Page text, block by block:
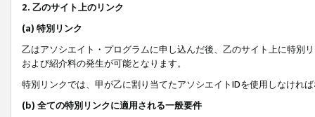
2. 乙のサイト上のリンク
(a) 特別リンク
乙はアソシエイト・プログラムに申し込んだ後、乙のサイト上に特別
および紹介料の発生が可能となります。
特別リンクでは、甲が乙に割り当てたアソシエイトIDを使用しなけれ
(b) 全ての特別リンクに適用される一般要件